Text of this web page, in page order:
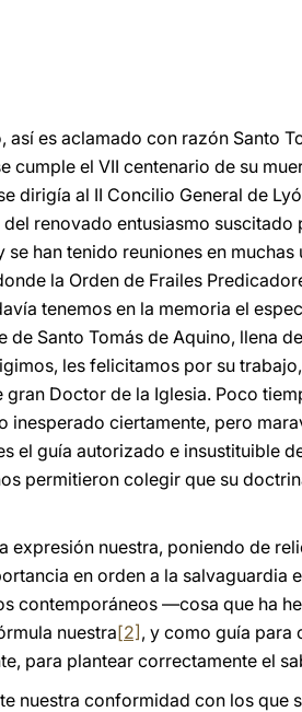
así es aclamado con razón Santo
cumple el VII centenario de su
dirigía al II Concilio General de
renovado entusiasmo suscitado
han tenido reuniones en
la Orden de Frailes
tenemos en la memoria el
Santo Tomás de Aquino, llena
les felicitamos por su
Doctor de la Iglesia. Poco
inesperado ciertamente, pero
el guía autorizado e insustituible
permitieron colegir que su
expresión nuestra, poniendo de
en orden a la salvaguardia
contemporáneos —cosa que ha
nuestra[2] , y como guía
para plantear correctamente el
nuestra conformidad con los que